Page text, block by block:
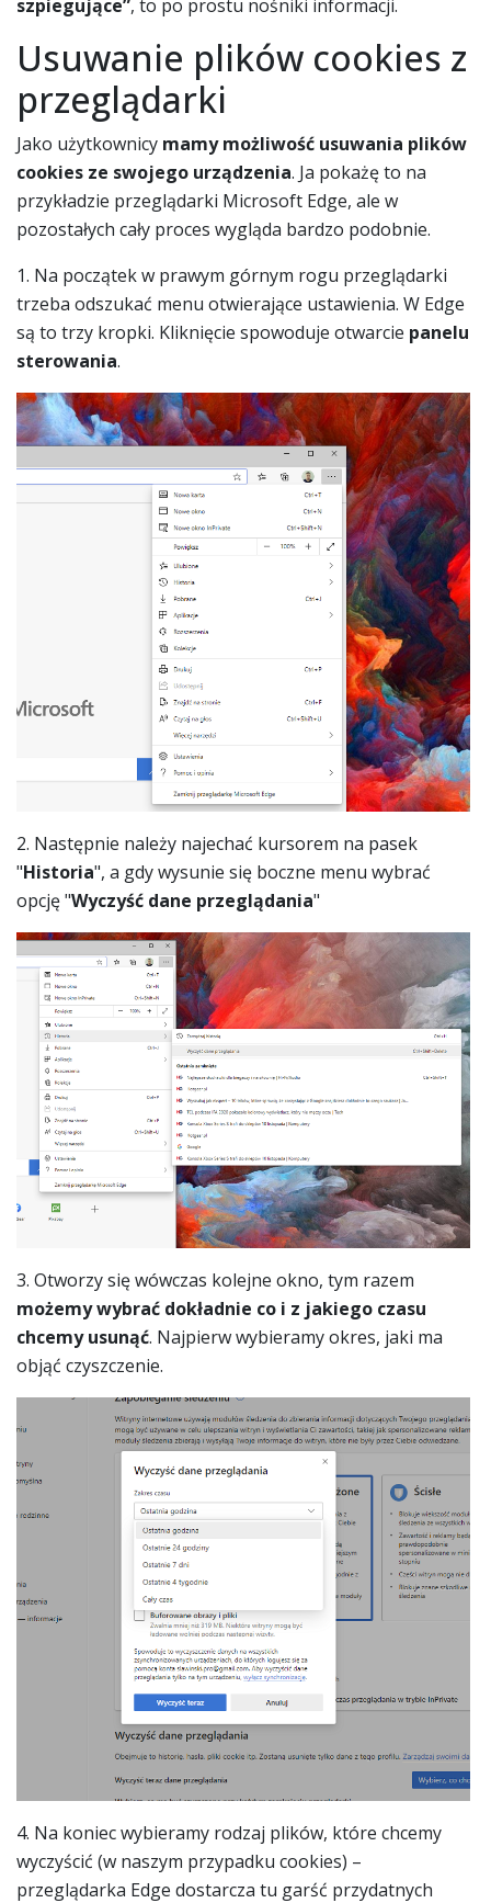
szpiegujące”, to po prostu nośniki informacji.
Usuwanie plików cookies z
przeglądarki
Jako użytkownicy mamy możliwość usuwania plików
cookies ze swojego urządzenia. Ja pokażę to na
przykładzie przeglądarki Microsoft Edge, ale w
pozostałych cały proces wygląda bardzo podobnie.
1. Na początek w prawym górnym rogu przeglądarki
trzeba odszukać menu otwierające ustawienia. W Edge
są to trzy kropki. Kliknięcie spowoduje otwarcie panelu
sterowania.
2. Następnie należy najechać kursorem na pasek
"Historia", a gdy wysunie się boczne menu wybrać
opcję "Wyczyść dane przeglądania"
3. Otworzy się wówczas kolejne okno, tym razem
możemy wybrać dokładnie co i z jakiego czasu
chcemy usunąć. Najpierw wybieramy okres, jaki ma
objąć czyszczenie.
4. Na koniec wybieramy rodzaj plików, które chcemy
wyczyścić (w naszym przypadku cookies) –
przeglądarka Edge dostarcza tu garść przydatnych